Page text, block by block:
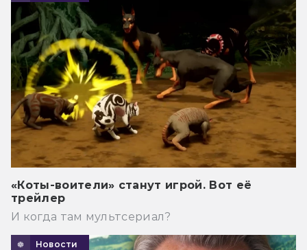
«Коты-воители» станут игрой. Вот её
трейлер
И когда там мультсериал?
Новости